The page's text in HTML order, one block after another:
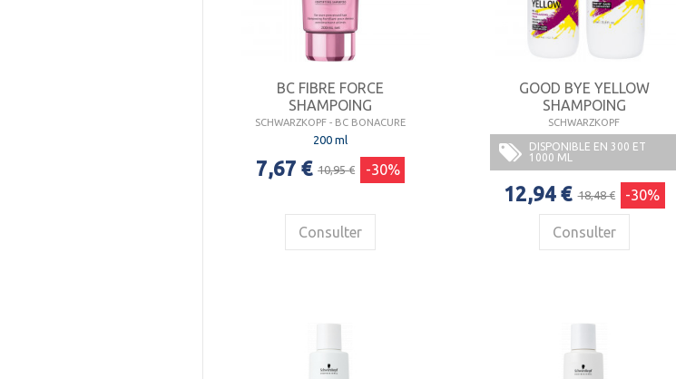
BC FIBRE FORCE
SHAMPOING
SCHWARZKOPF - BC BONACURE
200 ml
7,67 € 10,95 € -30%
Consulter
GOOD BYE YELLOW
SHAMPOING
SCHWARZKOPF
DISPONIBLE EN 300 ET
1000 ML
12,94 € 18,48 € -30%
Consulter